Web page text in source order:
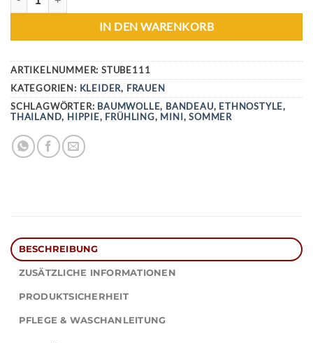
IN DEN WARENKORB
ARTIKELNUMMER:STUBE111
KATEGORIEN: KLEIDER, FRAUEN
SCHLAGWÖRTER: BAUMWOLLE, BANDEAU, ETHNOSTYLE,
THAILAND, HIPPIE, FRÜHLING, MINI,SOMMER
BESCHREIBUNG
ZUSÄTZLICHE INFORMATIONEN
PRODUKTSICHERHEIT
PFLEGE & WASCHANLEITUNG